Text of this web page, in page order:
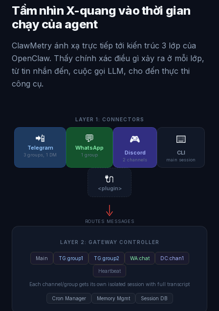
Tầm nhìn X-quang vào thời gian
chạy của agent
ClawMetry ánh xạ trực tiếp tới kiến trúc 3 lớp của
OpenClaw. Thấy chính xác điều gì xảy ra ở mỗi lớp,
từ tin nhắn đến, cuộc gọi LLM, cho đến thực thi
công cụ.
LAYER 1: CONNECTORS
📲
Telegram
3 groups, 1 DM
💬
WhatsApp
1 group
🎮
Discord
2 channels
⌨️
CLI
main session
🔌
<plugin>
ROUTES MESSAGES
LAYER 2: GATEWAY CONTROLLER
Main TG:group1 TG:group2 WA:chat DC:chan1
Heartbeat
Each channel/group gets its own isolated session with full transcript
Cron Manager Memory Mgmt Session DB